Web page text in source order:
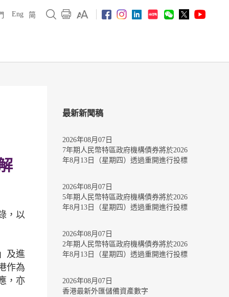
Eng 简
，以
及進
作為
，亦
最新新聞稿
2026年08月07日
7年期人民幣特區政府機構債券將於2026
年8月13日（星期四）透過重開進行投標
2026年08月07日
5年期人民幣特區政府機構債券將於2026
年8月13日（星期四）透過重開進行投標
2026年08月07日
2年期人民幣特區政府機構債券將於2026
年8月13日（星期四）透過重開進行投標
2026年08月07日
香港最新外匯儲備資產數字